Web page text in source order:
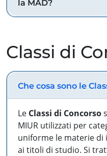
la MAD?
Classi di
Che cosa sono le
Le Classi di Concorso
MIUR utilizzati per
uniforme le materie di
ai titoli di studio. Si